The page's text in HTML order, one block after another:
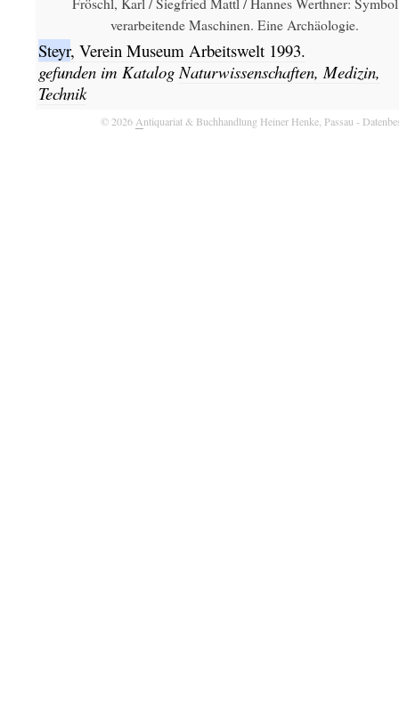
verarbeitende Maschinen. Eine Archäologie.
Steyr, Verein Museum Arbeitswelt 1993.
gefunden im Katalog Naturwissenschaften, Medizin,
Technik
© 2026 Antiquariat & Buchhandlung Heiner Henke, Passau -